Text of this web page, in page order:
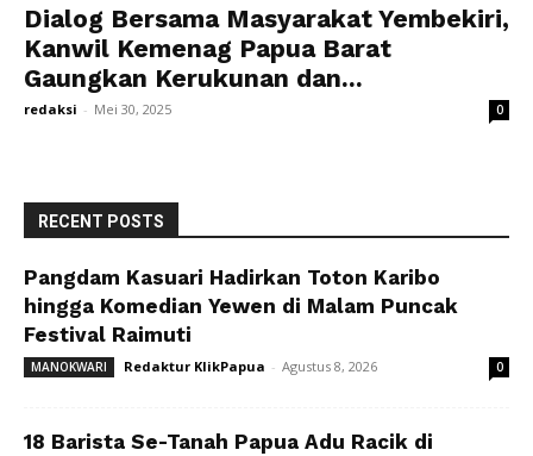
Dialog Bersama Masyarakat Yembekiri,
Kanwil Kemenag Papua Barat
Gaungkan Kerukunan dan...
redaksi - Mei 30, 2025 0
RECENT POSTS
Pangdam Kasuari Hadirkan Toton Karibo
hingga Komedian Yewen di Malam Puncak
Festival Raimuti
MANOKWARI Redaktur KlikPapua - Agustus 8, 2026 0
18 Barista Se-Tanah Papua Adu Racik di